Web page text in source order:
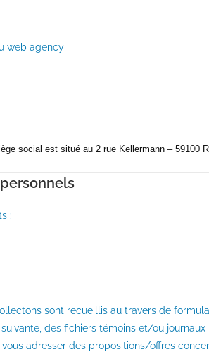
web agency
social est situé au 2 rue Kellermann – 59100
:
sont recueillis au travers de
des fichiers témoins et/ou
adresser des propositions/offres